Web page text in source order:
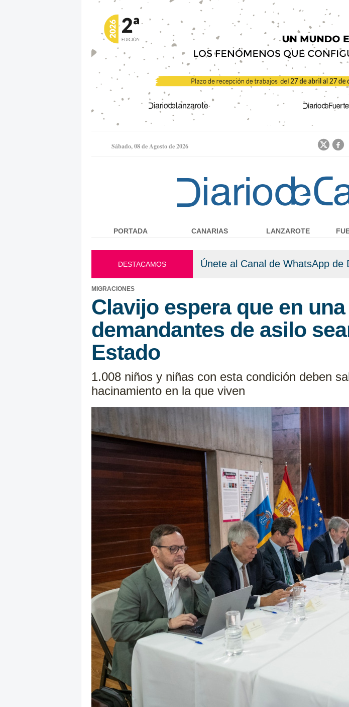
Jump to
Sábado, 08 de Agosto de 2026
DESTACAMOS Únete al Canal de WhatsApp de
MIGRACIONES
Clavijo espera que en
demandantes de asilo
Estado
1.008 niños y niñas con esta condición deben
hacinamiento en la que viven
PORTADA CANARIAS LANZAROTE